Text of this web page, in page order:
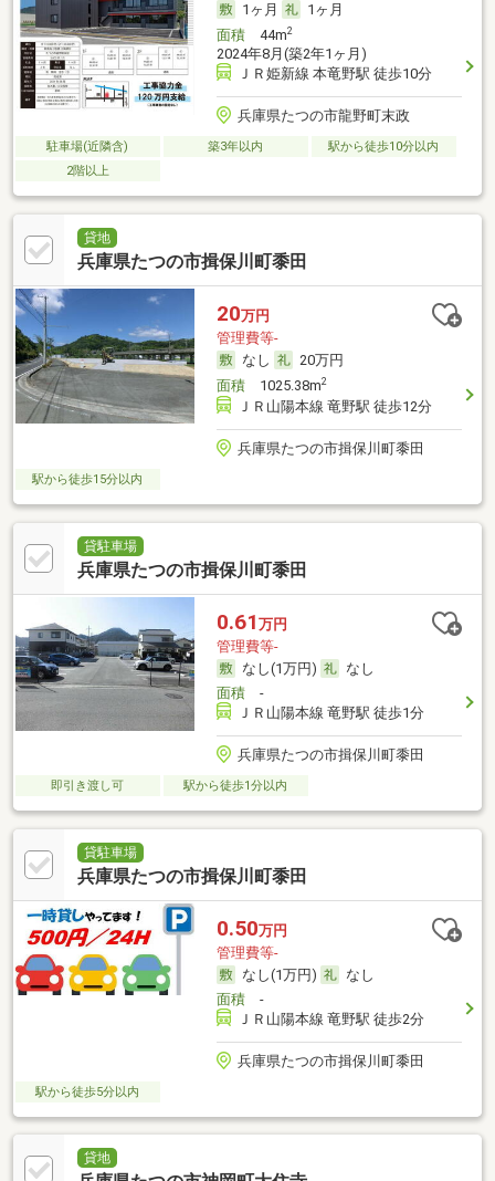
1ヶ月
1ヶ月
面積44m2
2024年8月(築2年1ヶ月)
ＪＲ姫新線 本竜野駅 徒歩10分
兵庫県たつの市龍野町末政
駐車場(近隣含) 築3年以内
駅から徒歩10分以内
2階以上
貸地
兵庫県たつの市揖保川町黍田
20万円
管理費等-
なし
20万円
面積1025.38m2
ＪＲ山陽本線 竜野駅 徒歩12分
兵庫県たつの市揖保川町黍田
駅から徒歩15分以内
貸駐車場
兵庫県たつの市揖保川町黍田
0.61 万円
管理費等-
なし(1万円)
なし
面積-
ＪＲ山陽本線 竜野駅 徒歩1分
兵庫県たつの市揖保川町黍田
即引き渡し可 駅から徒歩1分以内
貸駐車場
兵庫県たつの市揖保川町黍田
0.50万円
管理費等-
なし(1万円)
なし
面積-
ＪＲ山陽本線 竜野駅 徒歩2分
兵庫県たつの市揖保川町黍田
駅から徒歩5分以内
貸地